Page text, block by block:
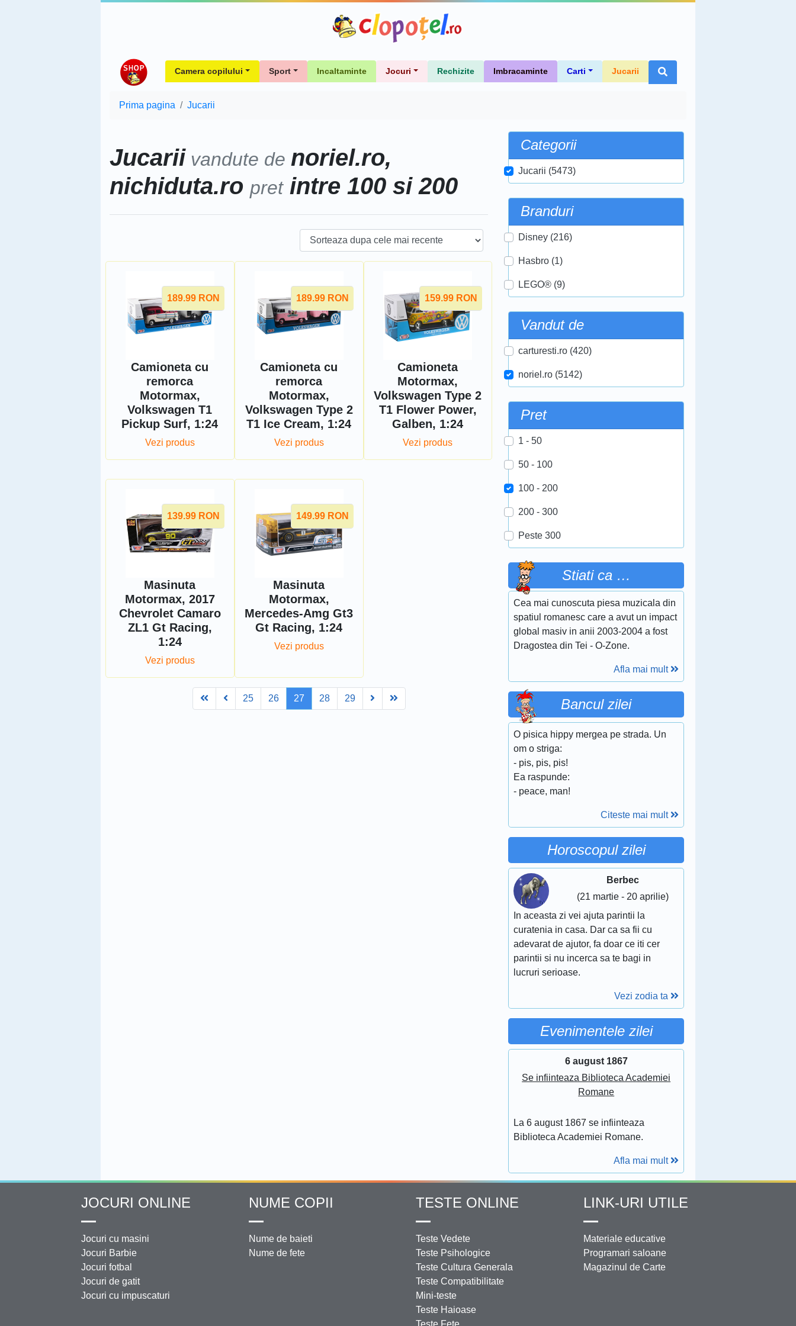
Camera copilului Sport Incaltaminte Jocuri Rechizite Imbracaminte Carti Jucarii
Prima pagina Jucarii
Jucarii vandute de noriel.ro,
nichiduta.ro pretintre 100 si 200
189.99 RON
Camioneta cu
remorca
Motormax,
Volkswagen T1
Pickup Surf, 1:24
Vezi produs
189.99 RON
Camioneta cu
remorca
Motormax,
Volkswagen Type 2
T1 Ice Cream, 1:24
Vezi produs
159.99 RON
Camioneta
Motormax,
Volkswagen Type 2
T1 Flower Power,
Galben, 1:24
Vezi produs
139.99 RON
Masinuta
Motormax, 2017
Chevrolet Camaro
ZL1 Gt Racing,
1:24
Vezi produs
149.99 RON
Masinuta
Motormax,
Mercedes-Amg Gt3
Gt Racing, 1:24
Vezi produs
FirstPrev25 26 27 28 29 Next Last
Categorii
Jucarii (5473)
Branduri
Disney (216)
Hasbro (1)
LEGO® (9)
Vandut de
carturesti.ro (420)
noriel.ro (5142)
Pret
1 - 50
50 - 100
100 - 200
200 - 300
Peste 300
Stiati ca …
Cea mai cunoscuta piesa muzicala din
spatiul romanesc care a avut un impact
global masiv in anii 2003-2004 a fost
Dragostea din Tei - O-Zone.
Afla mai mult
Bancul zilei
O pisica hippy mergea pe strada. Un
om o striga:
- pis, pis, pis!
Ea raspunde:
- peace, man!
Citeste mai mult
Horoscopul zilei
Berbec
(21 martie - 20 aprilie)
In aceasta zi vei ajuta parintii la
curatenia in casa. Dar ca sa fii cu
adevarat de ajutor, fa doar ce iti cer
parintii si nu incerca sa te bagi in
lucruri serioase.
Vezi zodia ta
Evenimentele zilei
6 august 1867
Se infiinteaza Biblioteca Academiei
Romane
La 6 august 1867 se infiinteaza
Biblioteca Academiei Romane.
Afla mai mult
JOCURI ONLINE
Jocuri cu masini
Jocuri Barbie
Jocuri fotbal
Jocuri de gatit
Jocuri cu impuscaturi
NUME COPII
Nume de baieti
Nume de fete
TESTE ONLINE
Teste Vedete
Teste Psihologice
Teste Cultura Generala
Teste Compatibilitate
Mini-teste
Teste Haioase
Teste Fete
LINK-URI UTILE
Materiale educative
Programari saloane
Magazinul de Carte